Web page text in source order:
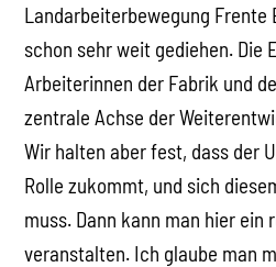
Landarbeiterbewegung Frente
schon sehr weit gediehen. Die
Arbeiterinnen der Fabrik und
zentrale Achse der
Wir halten aber fest, dass der
Rolle zukommt, und sich
muss. Dann kann man hier ein
veranstalten. Ich glaube man